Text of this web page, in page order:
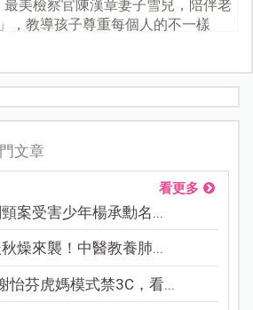
美檢察官陳漢章妻子雪兒，陪伴老
，教導孩子尊重每個人的不一樣
文章
看更多
案受害少年楊承勳名...
燥來襲！中醫教養肺...
怡芬虎媽模式禁3C，看...